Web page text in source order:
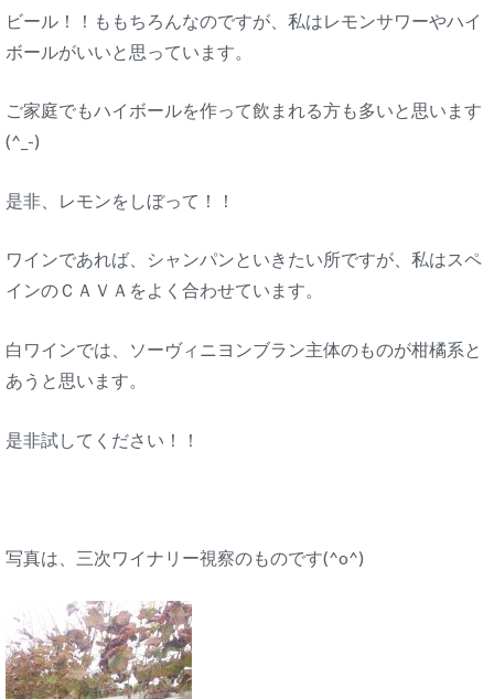
ビール！！ももちろんなのですが、私はレモンサワーやハイ
ボールがいいと思っています。
ご家庭でもハイボールを作って飲まれる方も多いと思います
(^_-)
是非、レモンをしぼって！！
ワインであれば、シャンパンといきたい所ですが、私はスペ
インのＣＡＶＡをよく合わせています。
白ワインでは、ソーヴィニヨンブラン主体のものが柑橘系と
あうと思います。
是非試してください！！
写真は、三次ワイナリー視察のものです(^o^)